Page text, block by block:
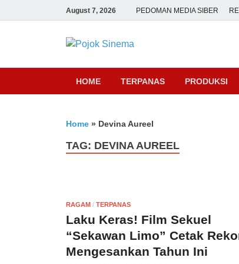
August 7, 2026 PEDOMAN MEDIA SIBER
Pojok
HOME TERPANAS PRODUKSI
Home » Devina Aureel
TAG: DEVINA AUREEL
RAGAM / TERPANAS
Laku Keras! Film Sekuel
“Sekawan Limo” Cetak
Mengesankan Tahun Ini